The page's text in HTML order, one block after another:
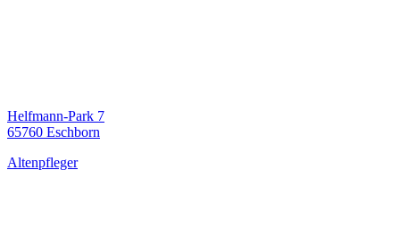
Helfmann-Park 7
65760 Eschborn
Altenpfleger